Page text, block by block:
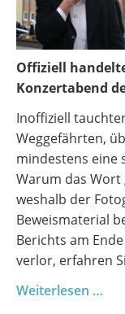
Offiziell
Konzertabend
Inoffiziell
Weggefährten,
mindestens eine
Warum das Wort
weshalb der
Beweismaterial
Berichts am
verlor, erfahren
Weiterlesen …